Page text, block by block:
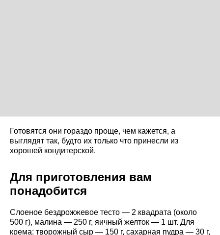
Готовятся они гораздо проще, чем кажется, а
выглядят так, будто их только что принесли из
хорошей кондитерской.
Для приготовления вам
понадобится
Слоеное бездрожжевое тесто — 2 квадрата (около
500 г), малина — 250 г, яичный желток — 1 шт. Для
крема: творожный сыр — 150 г, сахарная пудра — 30 г,